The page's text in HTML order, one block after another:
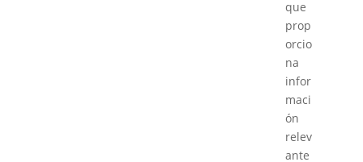
que
prop
orcio
na
infor
maci
ón
relev
ante